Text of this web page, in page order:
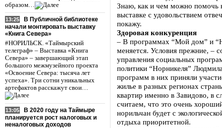
образом…
13:25
В Публичной библиотеке
начали монтировать выставку
«Книга Севера»
#НОРИЛЬСК. «Таймырский
телеграф» – Выставка «Книга
Севера» – завершающий этап
большого межмузейного проекта
«Освоение Севера: тысяча лет
успеха». Три сотни уникальных
артефактов расскажут свои…
13:05
В 2020 году на Таймыре
планируется рост налоговых и
неналоговых доходов
Знаю, как и чем можно помочь
выставке с удовольствием
покажу.
Здоровая конкуренция
– В программах “Мой дом” и
меняется. Условия прежние, –
управления социальных
политики “Норникеля”
программ в них приняли
жилье в разных регионах
квартир именно в Завидово, в
считаем, что это очень
норильчан будет с
отдыха приоритетной.